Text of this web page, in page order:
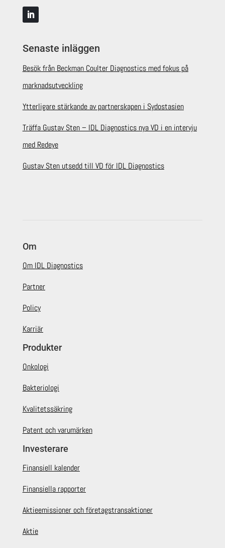
Senaste inläggen
Besök från Beckman Coulter Diagnostics med fokus på
marknadsutveckling
Ytterligare stärkande av partnerskapen i Sydostasien
Träffa Gustav Sten – IDL Diagnostics nya VD i en intervju
med Redeye
Gustav Sten utsedd till VD för IDL Diagnostics
Om
Om IDL Diagnostics
Partner
Policy
Karriär
Produkter
Onkologi
Bakteriologi
Kvalitetssäkring
Patent och varumärken
Investerare
Finansiell kalender
Finansiella rapporter
Aktieemissioner och företagstransaktioner
Aktie